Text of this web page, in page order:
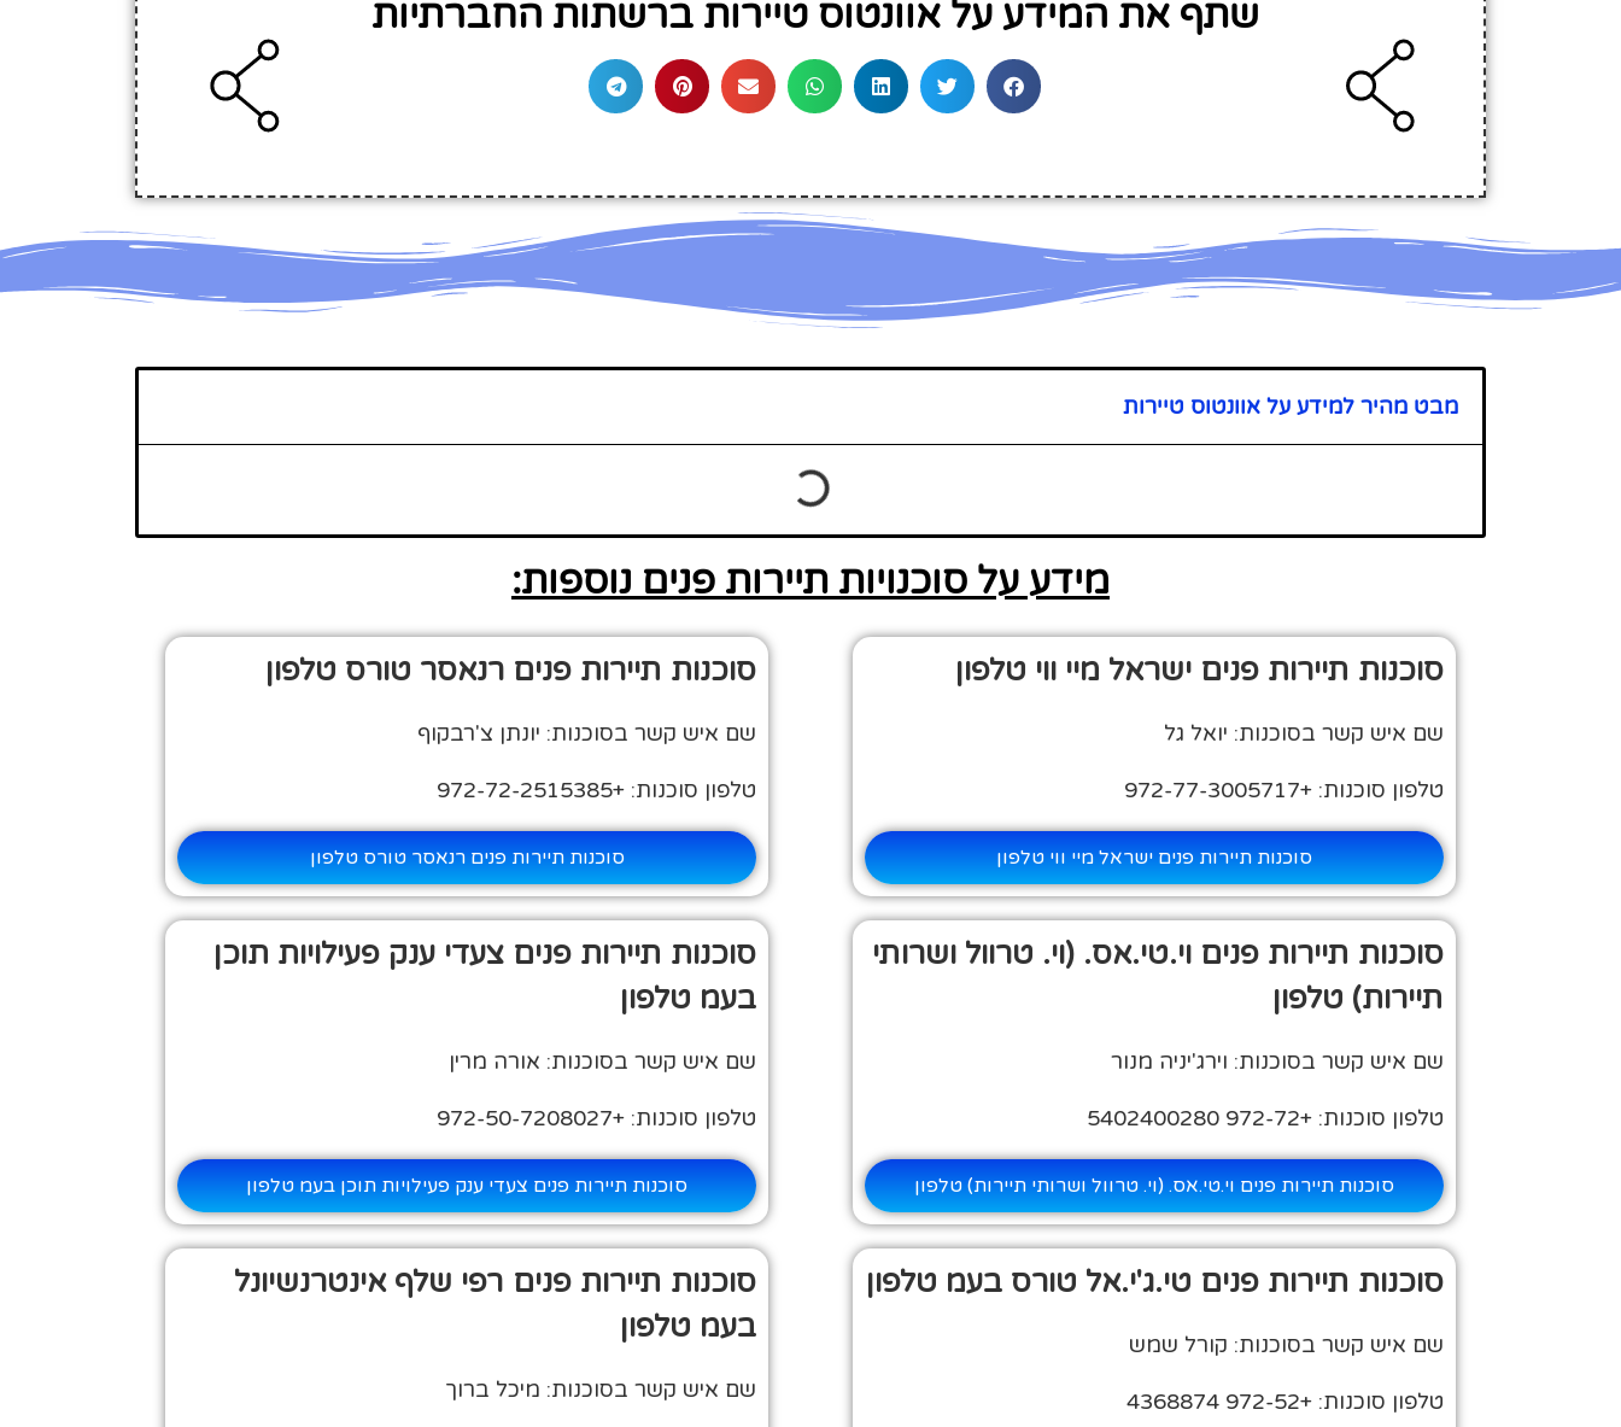
שתף את המידע על אוונטוס טיירות ברשתות החברתיות
מבט מהיר למידע על אוונטוס טיירות
מידע על סוכנויות תיירות פנים נוספות:
סוכנות תיירות פנים ישראל מיי ווי טלפון
שם איש קשר בסוכנות: יואל גל
טלפון סוכנות: +972-77-3005717
סוכנות תיירות פנים ישראל מיי ווי טלפון
סוכנות תיירות פנים רנאסר טורס טלפון
שם איש קשר בסוכנות: יונתן צ'רבקוף
טלפון סוכנות: +972-72-2515385
סוכנות תיירות פנים רנאסר טורס טלפון
סוכנות תיירות פנים וי.טי.אס. (וי. טרוול ושרותי
תיירות) טלפון
שם איש קשר בסוכנות: וירג'יניה מנור
טלפון סוכנות: +972-72 5402400280
סוכנות תיירות פנים וי.טי.אס. (וי. טרוול ושרותי תיירות) טלפון
סוכנות תיירות פנים צעדי ענק פעילויות תוכן
בעמ טלפון
שם איש קשר בסוכנות: אורה מרין
טלפון סוכנות: +972-50-7208027
סוכנות תיירות פנים צעדי ענק פעילויות תוכן בעמ טלפון
סוכנות תיירות פנים טי.ג'י.אל טורס בעמ טלפון
שם איש קשר בסוכנות: קורל שמש
טלפון סוכנות: +972-52 4368874
סוכנות תיירות פנים רפי שלף אינטרנשיונל
בעמ טלפון
שם איש קשר בסוכנות: מיכל ברוך